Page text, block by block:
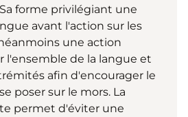
forme privilégiant une
avant l'action sur les
une action
l'ensemble de la langue et
afin d'encourager le
poser sur le mors. La
permet d'éviter une